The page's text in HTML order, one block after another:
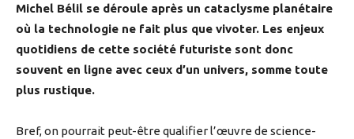
Michel Bélil se déroule après un cataclysme planétaire
où la technologie ne fait plus que vivoter. Les enjeux
quotidiens de cette société futuriste sont donc
souvent en ligne avec ceux d’un univers, somme toute
plus rustique.
Bref, on pourrait peut-être qualifier l’œuvre de science-